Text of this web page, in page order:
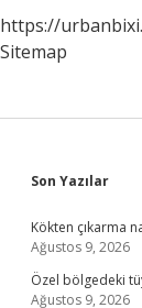
https://
Sitemap
Son Yazılar
Kökten çıkarma
Ağustos 9, 2026
Özel bölgedeki
Ağustos 9, 2026